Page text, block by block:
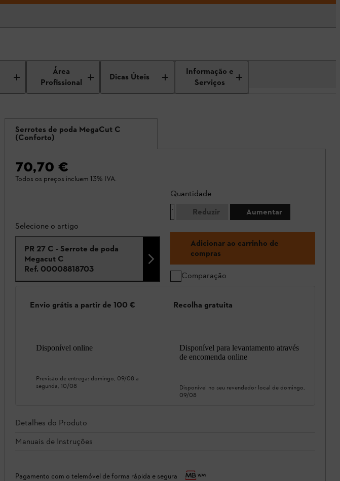
Área
Profissional
Dicas Úteis
Informação e
Serviços
Serrotes de poda MegaCut C
(Conforto)
70,70 €
Todos os preços incluem 13% IVA.
Selecione o artigo
PR 27 C - Serrote de poda
Megacut C
Ref. 00008818703
Quantidade
Reduzir
Aumentar
Adicionar ao carrinho de
compras
Comparação
Envio grátis a partir de 100 €
Disponível online
Previsão de entrega: domingo, 09/08 a
segunda, 10/08
Recolha gratuita
Disponível para levantamento através
de encomenda online
Disponível no seu revendedor local de domingo,
09/08
Detalhes do Produto
Manuais de Instruções
Pagamento com o telemóvel de forma rápida e segura